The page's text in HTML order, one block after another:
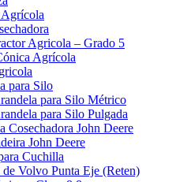
Agrícola
Agricola – Grado 5
Agrícola
para Silo
para Silo Métrico
para Silo Pulgada
Cosechadora John Deere
John Deere
Cuchilla
de Volvo Punta Eje (Reten)